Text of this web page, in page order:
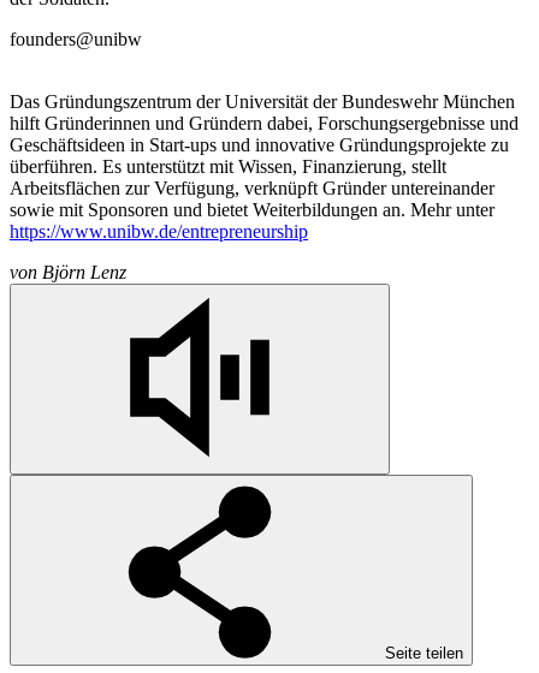
founders@unibw
Das Gründungszentrum der Universität der Bundeswehr München
hilft Gründerinnen und Gründern dabei, Forschungsergebnisse und
Geschäftsideen in Start-ups und innovative Gründungsprojekte zu
überführen. Es unterstützt mit Wissen, Finanzierung, stellt
Arbeitsflächen zur Verfügung, verknüpft Gründer untereinander
sowie mit Sponsoren und bietet Weiterbildungen an. Mehr unter
https://www.unibw.de/entrepreneurship
von Björn Lenz
Seite teilen